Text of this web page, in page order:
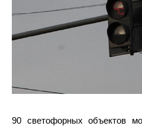
90 светофорных объектов